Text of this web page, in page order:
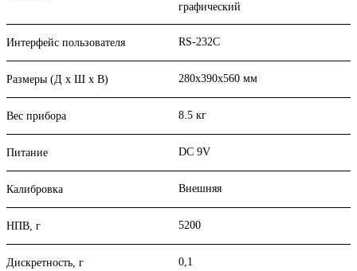
графический
Интерфейс пользователя RS-232C
Размеры (Д х Ш х В) 280x390x560 мм
Вес прибора 8.5 кг
Питание DC 9V
Калибровка Внешняя
НПВ, г 5200
Дискретность, г 0,1